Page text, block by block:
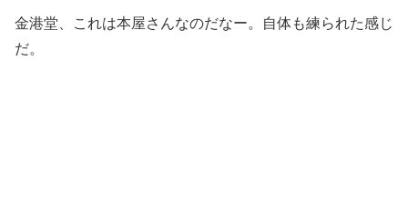
金港堂、これは本屋さんなのだなー。自体も練られた感じ
だ。